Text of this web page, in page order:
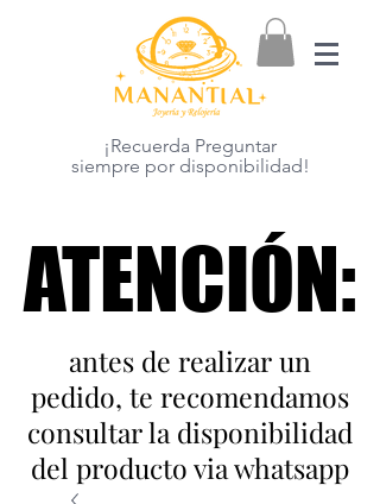
¡Recuerda Preguntar
siempre por disponibilidad!
ATENCIÓN:
ATENCIÓN:
antes de realizar un
pedido, te recomendamos
consultar la disponibilidad
del producto via whatsapp